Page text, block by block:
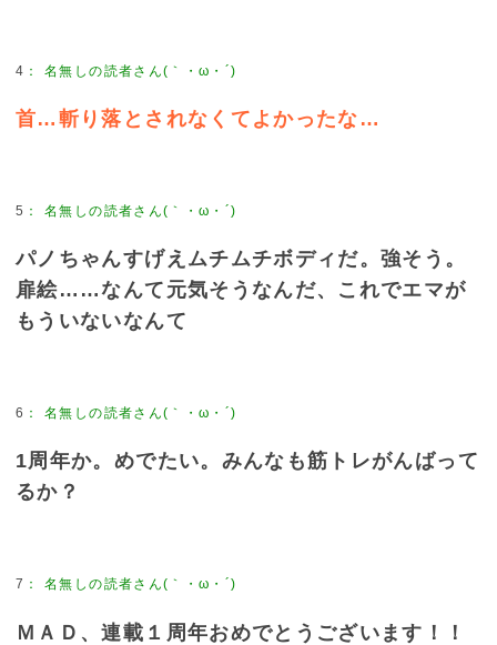
4 ：名無しの読者さん(｀・ω・´)
首…斬り落とされなくてよかったな…
5 ：名無しの読者さん(｀・ω・´)
パノちゃんすげえムチムチボディだ。強そう。
扉絵……なんて元気そうなんだ、これでエマが
もういないなんて
6 ：名無しの読者さん(｀・ω・´)
1周年か。めでたい。みんなも筋トレがんばって
るか？
7 ：名無しの読者さん(｀・ω・´)
ＭＡＤ、連載１周年おめでとうございます！！